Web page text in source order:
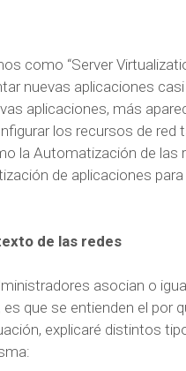
como “Server
nuevas aplicaciones
aplicaciones, más
los recursos de red
la Automatización de las
de aplicaciones para
de las redes
asocian o
que se entienden el por
explicaré distintos